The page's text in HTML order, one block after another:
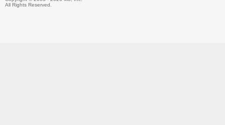
All Rights Reserved.